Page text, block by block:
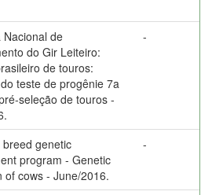
Nacional de
do Gir Leiteiro:
de touros:
teste de progênie 7a
seleção de touros -
-
genetic
program - Genetic
of cows - June/2016.
-